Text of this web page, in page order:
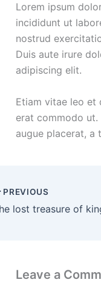
Lorem ipsum
incididunt ut
nostrud
Duis aute irure
adipiscing elit.
Etiam vitae leo et
erat commodo ut.
augue placerat, a
PREVIOUS
Leave a